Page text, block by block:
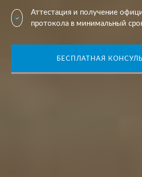
Аттестация и получение
протокола в минимальный
БЕСПЛАТНАЯ